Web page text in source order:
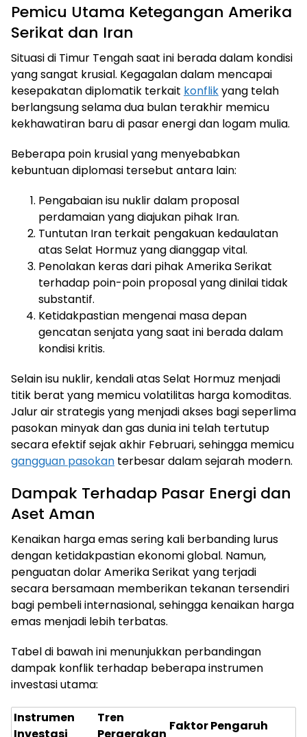
Pemicu Utama Ketegangan Amerika
Serikat dan Iran
Situasi di Timur Tengah saat ini berada dalam kondisi
yang sangat krusial. Kegagalan dalam mencapai
kesepakatan diplomatik terkait konflikyang telah
berlangsung selama dua bulan terakhir memicu
kekhawatiran baru di pasar energi dan logam mulia.
Beberapa poin krusial yang menyebabkan
kebuntuan diplomasi tersebut antara lain:
Pengabaian isu nuklir dalam proposal
perdamaian yang diajukan pihak Iran.
Tuntutan Iran terkait pengakuan kedaulatan
atas Selat Hormuz yang dianggap vital.
Penolakan keras dari pihak Amerika Serikat
terhadap poin-poin proposal yang dinilai tidak
substantif.
Ketidakpastian mengenai masa depan
gencatan senjata yang saat ini berada dalam
kondisi kritis.
Selain isu nuklir, kendali atas Selat Hormuz menjadi
titik berat yang memicu volatilitas harga komoditas.
Jalur air strategis yang menjadi akses bagi seperlima
pasokan minyak dan gas dunia ini telah tertutup
secara efektif sejak akhir Februari, sehingga memicu
gangguan pasokan terbesar dalam sejarah modern.
Dampak Terhadap Pasar Energi dan
Aset Aman
Kenaikan harga emas sering kali berbanding lurus
dengan ketidakpastian ekonomi global. Namun,
penguatan dolar Amerika Serikat yang terjadi
secara bersamaan memberikan tekanan tersendiri
bagi pembeli internasional, sehingga kenaikan harga
emas menjadi lebih terbatas.
Tabel di bawah ini menunjukkan perbandingan
dampak konflik terhadap beberapa instrumen
investasi utama:
Instrumen
Investasi
Tren
Pergerakan
Faktor Pengaruh